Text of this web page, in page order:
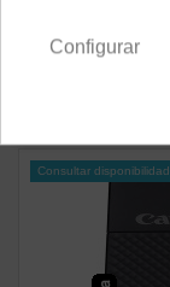
Consultar disponibilidad
Configurar